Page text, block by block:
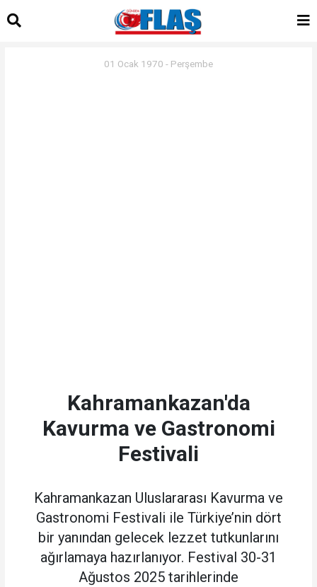
01 Ocak 1970 - Perşembe
Kahramankazan'da
Kavurma ve Gastronomi
Festivali
Kahramankazan Uluslararası Kavurma ve
Gastronomi Festivali ile Türkiye’nin dört
bir yanından gelecek lezzet tutkunlarını
ağırlamaya hazırlanıyor. Festival 30-31
Ağustos 2025 tarihlerinde